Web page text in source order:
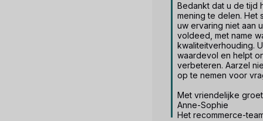
Bedankt dat u de tijd
mening te delen. Het
uw ervaring niet aan
voldeed, met name
kwaliteitverhouding.
waardevol en helpt
verbeteren. Aarzel
op te nemen voor
Met vriendelijke
Anne-Sophie
Het recommerce-